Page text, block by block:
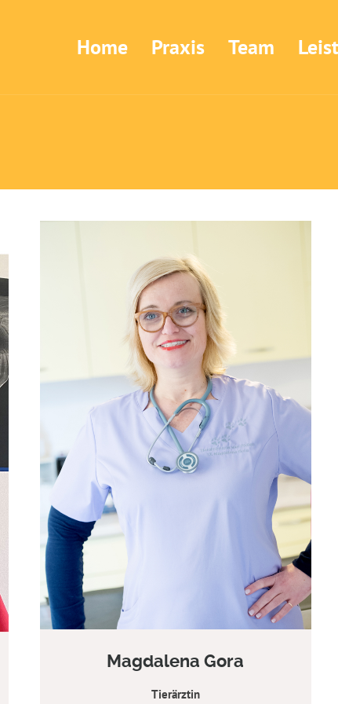
Home Praxis Team
Magdalena Gora
Tierärztin